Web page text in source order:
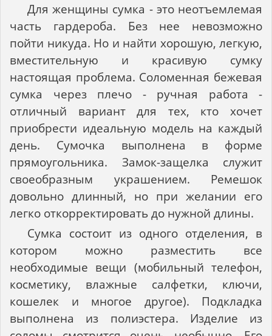
Для женщины сумка - это неотъемлемая
часть гардероба. Без нее невозможно
пойти никуда. Но и найти хорошую, легкую,
вместительную и красивую сумку
настоящая проблема. Соломенная бежевая
сумка через плечо - ручная работа -
отличный вариант для тех, кто хочет
приобрести идеальную модель на каждый
день. Сумочка выполнена в форме
прямоугольника. Замок-защелка служит
своеобразным украшением. Ремешок
довольно длинный, но при желании его
легко откорректировать до нужной длины.
Сумка состоит из одного отделения, в
котором можно разместить все
необходимые вещи (мобильный телефон,
косметику, влажные салфетки, ключи,
кошелек и многое другое). Подкладка
выполнена из полиэстера. Изделие из